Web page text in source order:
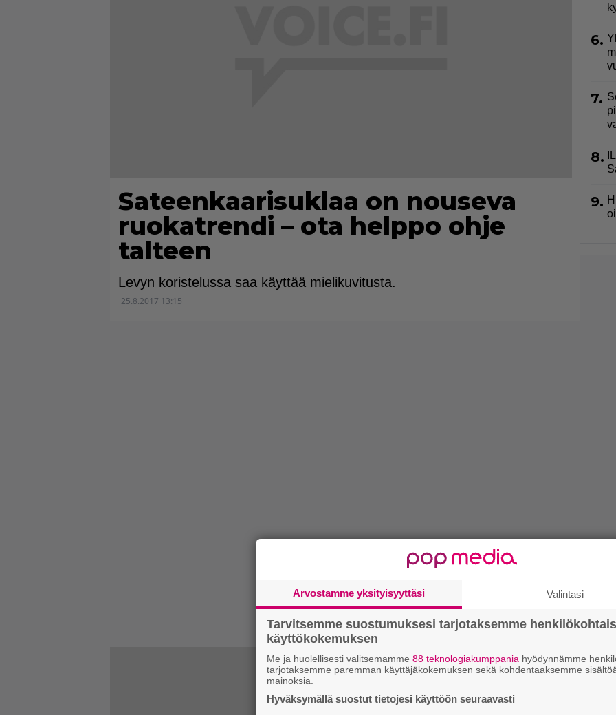
Sateenkaarisuklaa on nouseva
ruokatrendi – ota helppo ohje
talteen
Levyn koristelussa saa käyttää mielikuvitusta.
25.8.2017 13:15
6.
7.
8.
9.
Arvostamme yksityisyyttäsi Valintasi
Tarvitsemme suostumuksesi tarjotaksemme
käyttökokemuksen
Me ja huolellisesti valitsemamme 88 teknologiakumppania hyödynnämme
tarjotaksemme paremman käyttäjäkokemuksen sekä kohdentaaksemme
mainoksia.
Hyväksymällä suostut tietojesi käyttöön seuraavasti